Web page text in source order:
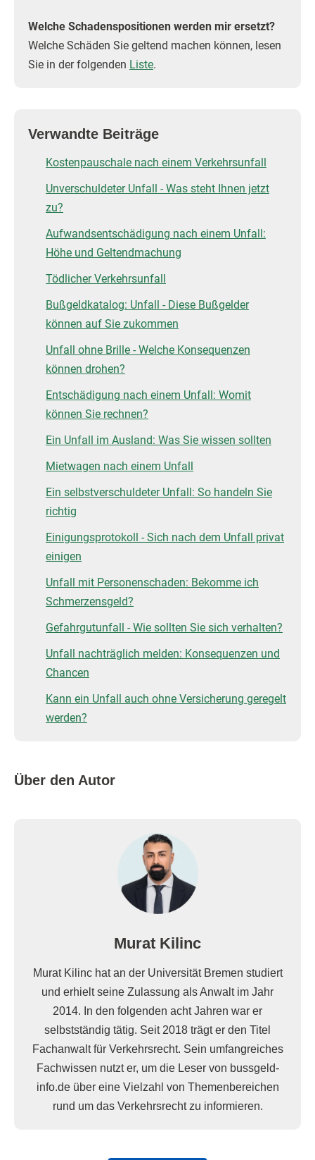
Welche Schadenspositionen werden mir ersetzt?
Welche Schäden Sie geltend machen können, lesen
Sie in der folgenden Liste.
Verwandte Beiträge
Kostenpauschale nach einem Verkehrsunfall
Unverschuldeter Unfall - Was steht Ihnen jetzt
zu?
Aufwandsentschädigung nach einem Unfall:
Höhe und Geltendmachung
Tödlicher Verkehrsunfall
Bußgeldkatalog: Unfall - Diese Bußgelder
können auf Sie zukommen
Unfall ohne Brille - Welche Konsequenzen
können drohen?
Entschädigung nach einem Unfall: Womit
können Sie rechnen?
Ein Unfall im Ausland: Was Sie wissen sollten
Mietwagen nach einem Unfall
Ein selbstverschuldeter Unfall: So handeln Sie
richtig
Einigungsprotokoll - Sich nach dem Unfall privat
einigen
Unfall mit Personenschaden: Bekomme ich
Schmerzensgeld?
Gefahrgutunfall - Wie sollten Sie sich verhalten?
Unfall nachträglich melden: Konsequenzen und
Chancen
Kann ein Unfall auch ohne Versicherung geregelt
werden?
Über den Autor
Murat Kilinc
Murat Kilinc hat an der Universität Bremen studiert
und erhielt seine Zulassung als Anwalt im Jahr
2014. In den folgenden acht Jahren war er
selbstständig tätig. Seit 2018 trägt er den Titel
Fachanwalt für Verkehrsrecht. Sein umfangreiches
Fachwissen nutzt er, um die Leser von bussgeld-
info.de über eine Vielzahl von Themenbereichen
rund um das Verkehrsrecht zu informieren.